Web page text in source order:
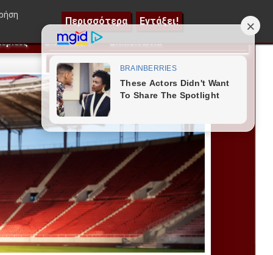
Επιπλέον▼
οι 3 αλλαγές για πρόκριση και ποιος
Περισσότερα Εντάξει!